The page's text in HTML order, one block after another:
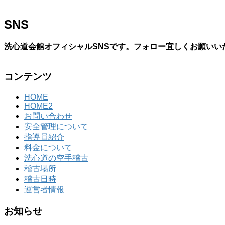
SNS
洗心道会館オフィシャルSNSです。フォロー宜しくお願いい
コンテンツ
HOME
HOME2
お問い合わせ
安全管理について
指導員紹介
料金について
洗心道の空手稽古
稽古場所
稽古日時
運営者情報
お知らせ